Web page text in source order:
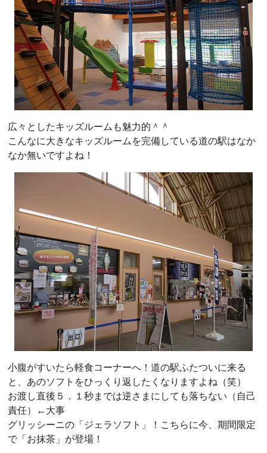
広々としたキッズルームも魅力的＾＾
こんなに大きなキッズルームを完備している道の駅はなか
なか無いですよね！
小腹がすいたら軽食コーナーへ！道の駅ふたついに来る
と、あのソフトをひっくり返したくなりますよね（笑）
お渡し直後５．１秒までは逆さまにしても落ちない（自己
責任）←大事
グリッシーニの「ジェラソフト」！こちらに今、期間限定
で「お抹茶」が登場！